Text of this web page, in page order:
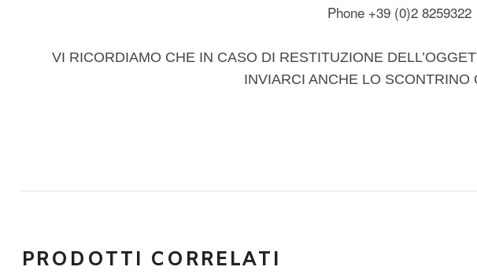
Phone +39 (0)2 8259322
VI RICORDIAMO CHE IN CASO DI RESTITUZIONE
INVIARCI ANCHE LO SCONTRINO
PRODOTTI CORRELATI